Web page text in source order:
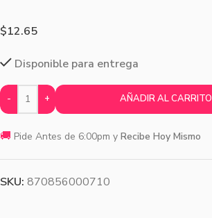
$12.65
Disponible para entrega
- + AÑADIR AL CARRITO
🚚 Pide Antes de 6:00pm y Recibe Hoy Mismo
SKU: 870856000710